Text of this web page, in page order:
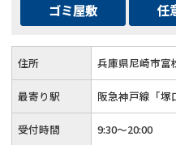
ゴミ屋敷
任
住所 兵庫県尼崎市富
最寄り駅 阪急神戸線「塚
受付時間 9:30～20:00